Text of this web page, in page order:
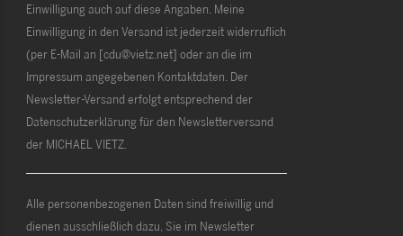
Einwilligung auch auf diese Angaben. Meine
Einwilligung in den Versand ist jederzeit widerruflich
(per E-Mail an [cdu@vietz.net] oder an die im
Impressum angegebenen Kontaktdaten. Der
Newsletter-Versand erfolgt entsprechend der
Datenschutzerklärung für den Newsletterversand
der MICHAEL VIETZ.
Alle personenbezogenen Daten sind freiwillig und
dienen ausschließlich dazu, Sie im Newsletter